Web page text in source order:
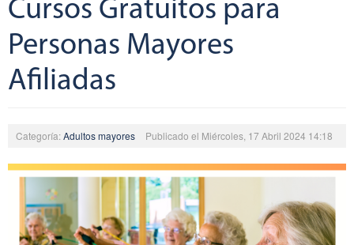
Cursos Gratuitos para
Personas Mayores
Afiliadas
Categoría:Adultos mayores Publicado el Miércoles, 17 Abril 2024 14:18